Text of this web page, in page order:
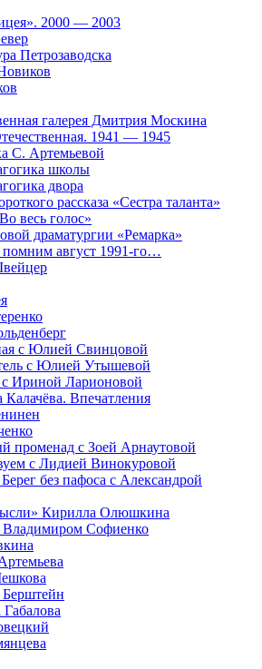
2000 — 2003
Петрозаводска
галерея Дмитрия Москина
1941 — 1945
С. Артемьевой
школы
двора
рассказа «Сестра таланта»
весь голос»
драматургии «Ремарка»
август 1991-го…
с Юлией Свинцовой
с Юлией Утышевой
Ириной Ларионовой
Калачёва. Впечатления
променад с Зоей Арнаутовой
с Лидией Винокуровой
без пафоса с Александрой
Кирилла Олюшкина
Владимиром Софиенко